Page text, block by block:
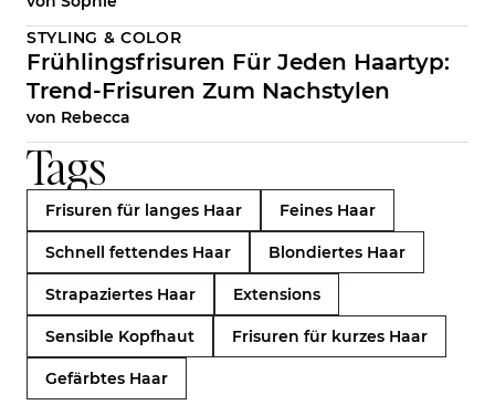
STYLING & COLOR
Frühlingsfrisuren Für Jeden Haartyp:
Trend-Frisuren Zum Nachstylen
von Rebecca
Tags
Frisuren für langes Haar Feines Haar
Schnell fettendes Haar Blondiertes Haar
Strapaziertes Haar Extensions
Sensible Kopfhaut Frisuren für kurzes Haar
Gefärbtes Haar